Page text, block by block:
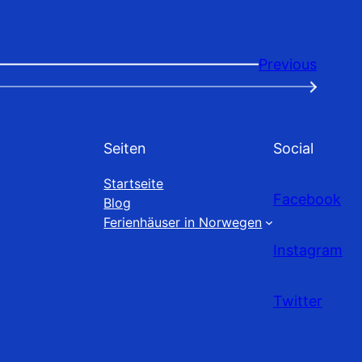
Previous
→
Seiten
Startseite
Blog
Ferienhäuser in Norwegen
Social
Facebook
Instagram
Twitter